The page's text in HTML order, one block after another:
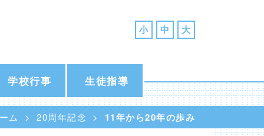
小 中 大
学校行事 生徒指導
ム 20周年記念 11年から20年の歩み